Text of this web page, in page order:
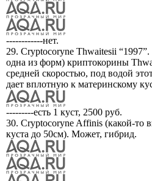
------------нет.
29. Cryptocoryne Thwaitesii
одна из форм) криптокорины
средней скоростью, под водой
дает вплотную к материнскому
---------есть 1 куст, 2500 руб.
30. Cryptocoryne Affinis (какой-то
куста до 50см). Может, гибрид.